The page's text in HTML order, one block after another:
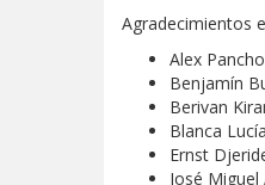
Agradecimientos
Alex
Benjamín
Berivan
Blanca
Ernst
José